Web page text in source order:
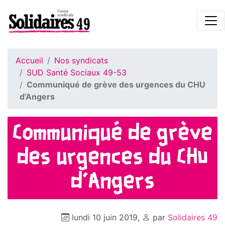
Accueil
Nos syndicats
SUD Santé Sociaux 49-53
Communiqué de grève des urgences du CHU
d’Angers
Communiqué de grève
des urgences du CHU
d’Angers
lundi 10 juin 2019, par Solidaires 49